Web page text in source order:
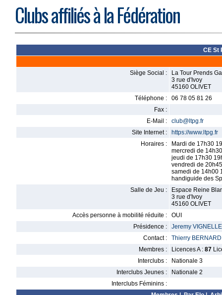
Clubs affiliés à la Fédération
CE St
Siège Social :
La Tour Prends
3 rue d'Ivoy
45160 OLIVET
Téléphone :
06 78 05 81 26
Fax :
E-Mail :
club@ltpg.fr
Site Internet :
https://www.ltpg.fr
Horaires :
Mardi de 17h30
mercredi de
jeudi de 17h30
vendredi de
samedi de 14h00
handiguide des
Salle de Jeu :
Espace Reine
3 rue d'Ivoy
45160 OLIVET
Accès personne à mobilité réduite :
OUI
Présidence :
Jeremy
Contact :
Thierry
Membres :
Licences A : 87
Interclubs :
Nationale 3
Interclubs Jeunes :
Nationale 2
Interclubs Féminins :